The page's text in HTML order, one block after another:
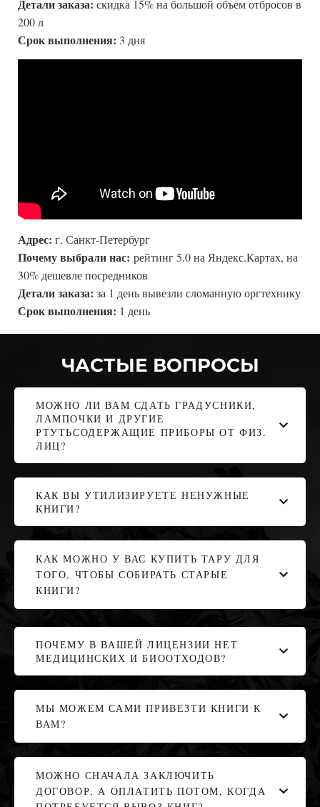
Детали заказа: скидка 15% на большой объем отбросов в
200 л
Срок выполнения: 3 дня
Адрес: г. Санкт-Петербург
Почему выбрали нас: рейтинг 5.0 на Яндекс.Картах, на
30% дешевле посредников
Детали заказа: за 1 день вывезли сломанную оргтехнику
Срок выполнения: 1 день
ЧАСТЫЕ ВОПРОСЫ
МОЖНО ЛИ ВАМ СДАТЬ ГРАДУСНИКИ,
ЛАМПОЧКИ И ДРУГИЕ
РТУТЬСОДЕРЖАЩИЕ ПРИБОРЫ ОТ ФИЗ.
ЛИЦ?
КАК ВЫ УТИЛИЗИРУЕТЕ НЕНУЖНЫЕ
КНИГИ?
КАК МОЖНО У ВАС КУПИТЬ ТАРУ ДЛЯ
ТОГО, ЧТОБЫ СОБИРАТЬ СТАРЫЕ
КНИГИ?
ПОЧЕМУ В ВАШЕЙ ЛИЦЕНЗИИ НЕТ
МЕДИЦИНСКИХ И БИООТХОДОВ?
МЫ МОЖЕМ САМИ ПРИВЕЗТИ КНИГИ К
ВАМ?
МОЖНО СНАЧАЛА ЗАКЛЮЧИТЬ
ДОГОВОР, А ОПЛАТИТЬ ПОТОМ, КОГДА